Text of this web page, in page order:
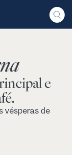
e
vésperas de